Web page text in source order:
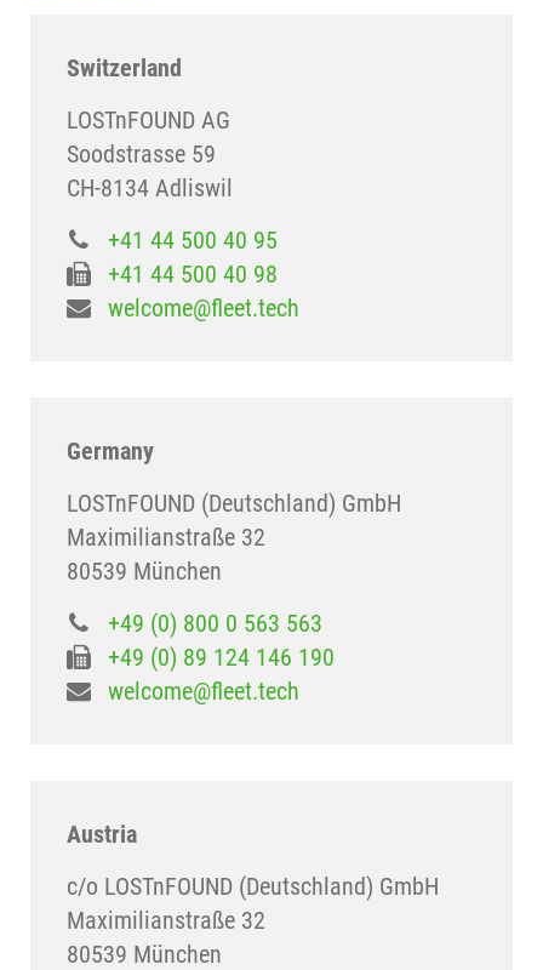
Switzerland
LOSTnFOUND AG
Soodstrasse 59
CH-8134 Adliswil
+41 44 500 40 95
+41 44 500 40 98
welcome@fleet.tech
Germany
LOSTnFOUND (Deutschland) GmbH
Maximilianstraße 32
80539 München
+49 (0) 800 0 563 563
+49 (0) 89 124 146 190
welcome@fleet.tech
Austria
c/o LOSTnFOUND (Deutschland) GmbH
Maximilianstraße 32
80539 München